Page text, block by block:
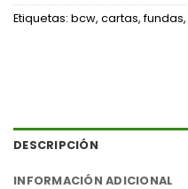
Etiquetas: bcw, cartas,fundas,
DESCRIPCIÓN
INFORMACIÓN ADICIONAL